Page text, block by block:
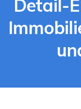
Detail-